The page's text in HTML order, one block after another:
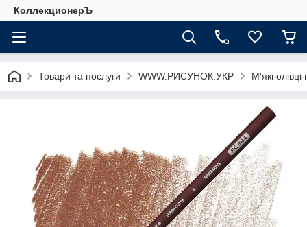
КоллекционерЪ
Товари та послуги WWW.РИСУНОК.УКР М'які